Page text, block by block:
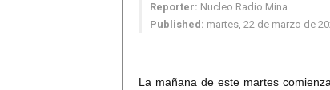
Reporter: Nucleo Radio Mina
Published: martes, 22 de marzo de
La mañana de este martes